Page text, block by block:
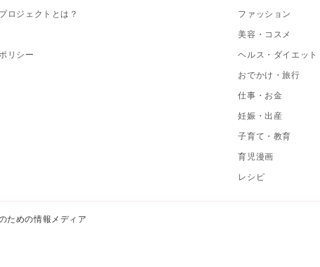
ロジェクトとは？
リシー
ファッション
美容・コスメ
ヘルス・ダイエット
おでかけ・旅行
仕事・お金
妊娠・出産
子育て・教育
育児漫画
レシピ
ための情報メディア